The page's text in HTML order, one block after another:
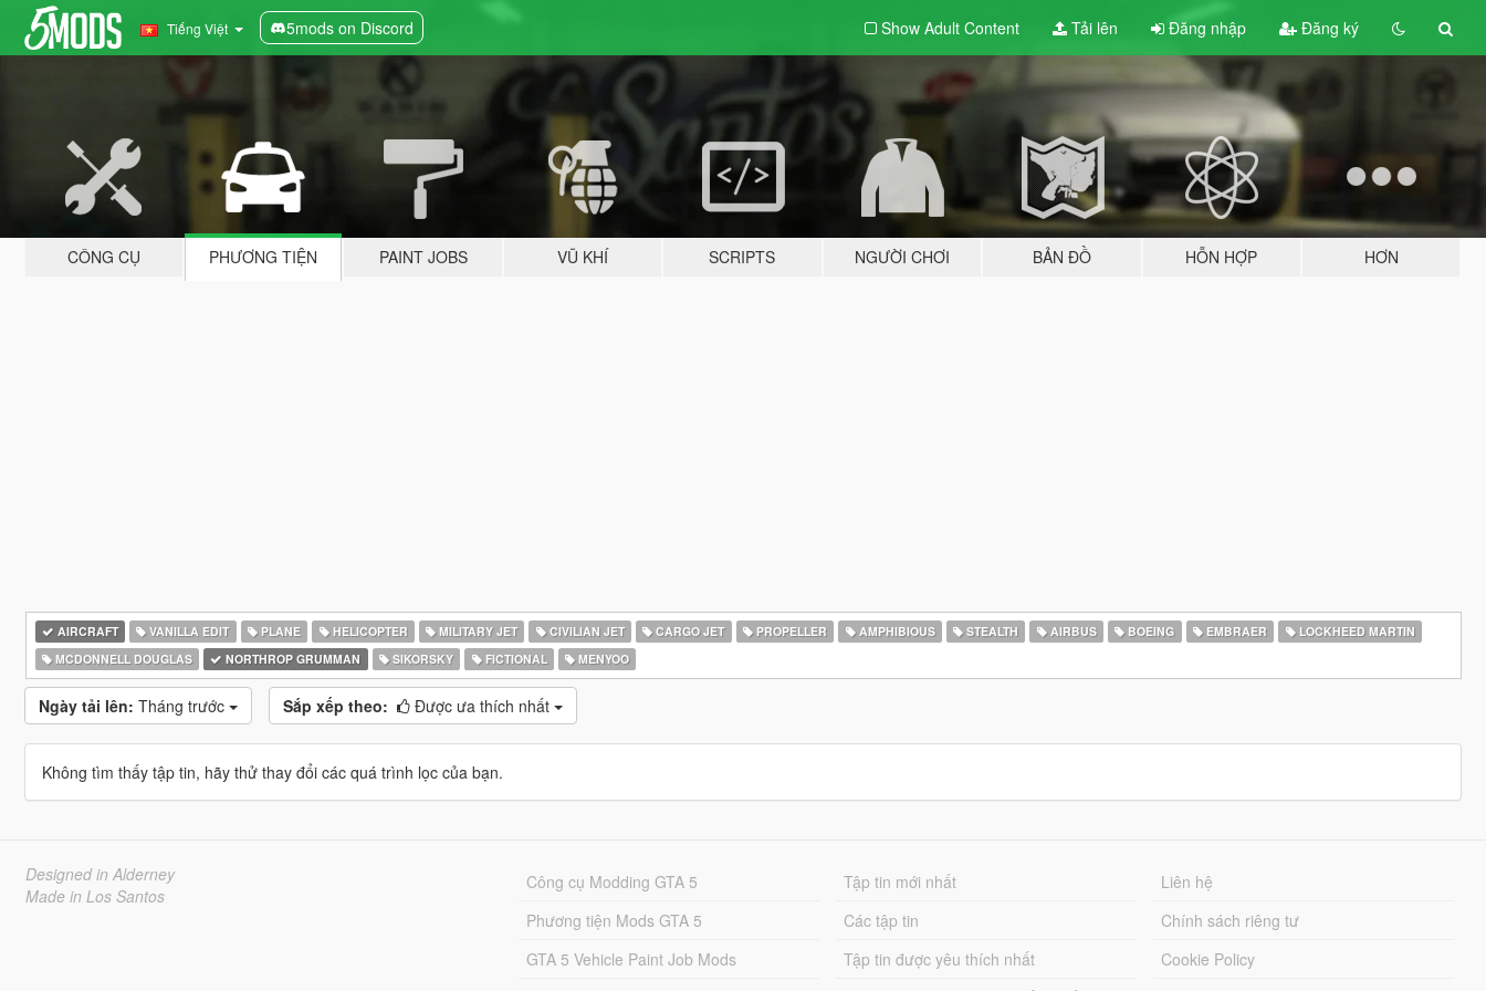
Tiếng Việt 5mods on Discord Show Adult Content Tải lên Đăng nhập Đăng ký
CÔNG CỤ PHƯƠNG TIỆN PAINT JOBS VŨ KHÍ SCRIPTS NGƯỜI CHƠI BẢN ĐỒ HỖN HỢP HƠN
AIRCRAFT VANILLA EDIT PLANE HELICOPTER MILITARY JET CIVILIAN JET CARGO JET PROPELLER AMPHIBIOUS STEALTH AIRBUS BOEING EMBRAER
LOCKHEED MARTIN
MCDONNELL DOUGLAS
NORTHROP GRUMMAN SIKORSKY FICTIONAL MENYOO
Ngày tải lên: Tháng trước Sắp xếp theo: Được ưa thích nhất
Không tìm thấy tập tin, hãy thử thay đổi các quá trình lọc của bạn.
Designed in Alderney
Made in Los Santos
Công cụ Modding GTA 5
Phương tiện Mods GTA 5
GTA 5 Vehicle Paint Job Mods
Tập tin mới nhất
Các tập tin
Tập tin được yêu thích nhất
Liên hệ
Chính sách riêng tư
Cookie Policy